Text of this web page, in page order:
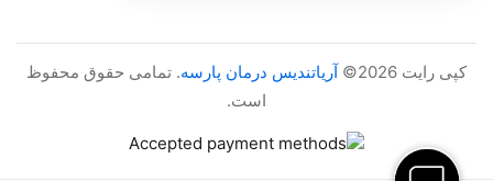
کپی رایت 2026© آریاتندیس درمان پارسه. تمامی حقوق محفوظ
است.